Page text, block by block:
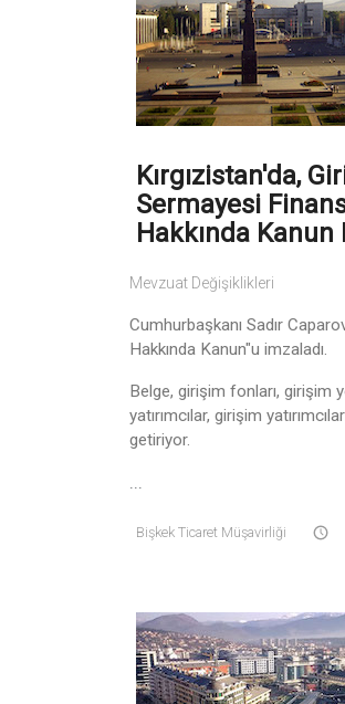
Kırgızistan'da,
Sermayesi
Hakkında
Mevzuat Değişiklikleri
Cumhurbaşkanı Sadır
Hakkında Kanun"u imzaladı.
Belge, girişim fonları, girişim
yatırımcılar, girişim
getiriyor.
Bişkek Ticaret Müşavirliği